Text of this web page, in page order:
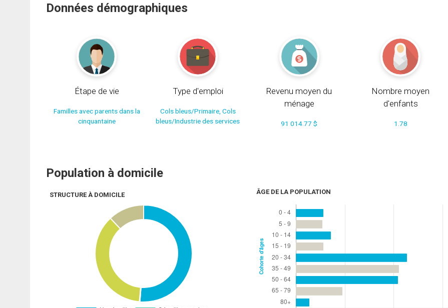
Données démographiques
Étape de vie
Familles avec parents dans la
cinquantaine
Type d'emploi
Cols bleus/Primaire, Cols
bleus/Industrie des services
Revenu moyen du
ménage
91 014.77 $
Nombre moyen
d'enfants
1.78
Population à domicile
STRUCTURE À DOMICILE ÂGE DE LA POPULATION